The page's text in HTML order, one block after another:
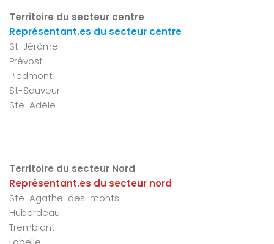
Territoire du secteur centre
Représentant.es du secteur centre
St-Jérôme
Prévost
Piedmont
St-Sauveur
Ste-Adèle
Territoire du secteur Nord
Représentant.es du secteur nord
Ste-Agathe-des-monts
Huberdeau
Tremblant